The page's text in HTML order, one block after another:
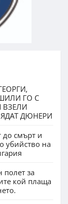
ГО С
ВЗЕЛИ
ДЮНЕРИ
до смърт и
убийство на
полет за
кой плаща